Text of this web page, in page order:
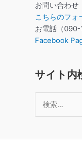
お問い合わせ
こちらのフォ
お電話（
Facebook
サイト内
索
象: